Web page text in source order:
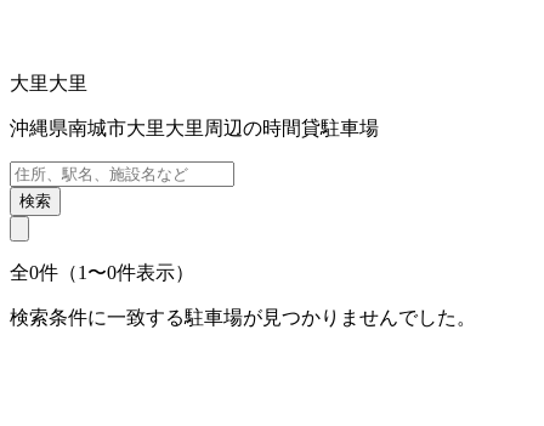
大里大里
沖縄県南城市大里大里周辺の時間貸駐車場
検索
全0件（1〜0件表示）
検索条件に一致する駐車場が見つかりませんでした。